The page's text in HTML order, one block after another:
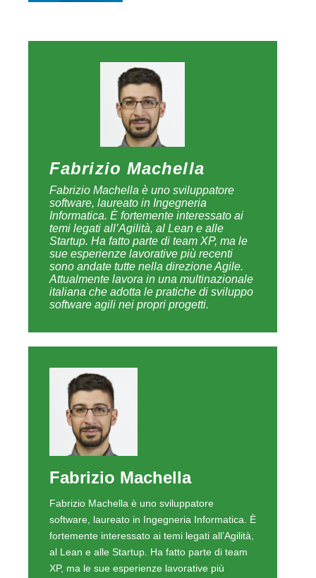
Fabrizio Machella
Fabrizio Machella è uno sviluppatore
software, laureato in Ingegneria
Informatica. È fortemente interessato ai
temi legati all’Agilità, al Lean e alle
Startup. Ha fatto parte di team XP, ma le
sue esperienze lavorative più recenti
sono andate tutte nella direzione Agile.
Attualmente lavora in una multinazionale
italiana che adotta le pratiche di sviluppo
software agili nei propri progetti.
Fabrizio Machella
Fabrizio Machella è uno sviluppatore
software, laureato in Ingegneria Informatica. È
fortemente interessato ai temi legati all’Agilità,
al Lean e alle Startup. Ha fatto parte di team
XP, ma le sue esperienze lavorative più